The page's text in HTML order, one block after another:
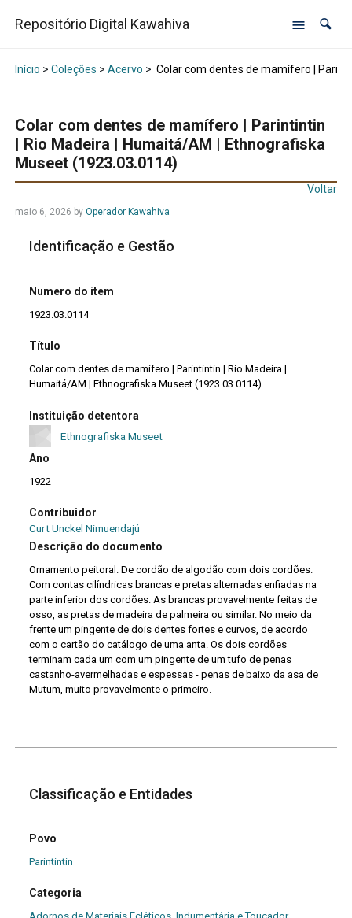
Repositório Digital Kawahiva
Início > Coleções > Acervo > Colar com dentes de mamífero |
Colar com dentes de mamífero | Parintintin
| Rio Madeira | Humaitá/AM | Ethnografiska
Museet (1923.03.0114)
Voltar
maio 6, 2026 by Operador Kawahiva
Identificação e Gestão
Numero do item
1923.03.0114
Título
Colar com dentes de mamífero | Parintintin | Rio Madeira |
Humaitá/AM | Ethnografiska Museet (1923.03.0114)
Instituição detentora
Ethnografiska Museet
Ano
1922
Contribuidor
Curt Unckel Nimuendajú
Descrição do documento
Ornamento peitoral. De cordão de algodão com dois cordões.
Com contas cilíndricas brancas e pretas alternadas enfiadas na
parte inferior dos cordões. As brancas provavelmente feitas de
osso, as pretas de madeira de palmeira ou similar. No meio da
frente um pingente de dois dentes fortes e curvos, de acordo
com o cartão do catálogo de uma anta. Os dois cordões
terminam cada um com um pingente de um tufo de penas
castanho-avermelhadas e espessas - penas de baixo da asa de
Mutum, muito provavelmente o primeiro.
Classificação e Entidades
Povo
Parintintin
Categoria